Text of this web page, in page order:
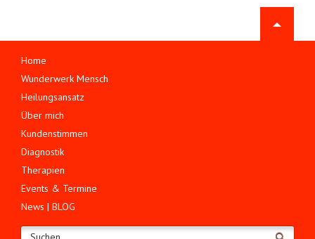
überspringen
Home
Wunderwerk Mensch
Heilungsansatz
Über mich
Kundenstimmen
Diagnostik
Therapien
Events & Termine
News | BLOG